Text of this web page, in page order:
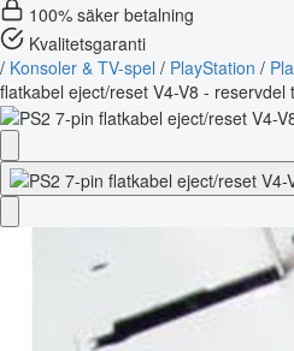
100% säker betalning
Kvalitetsgaranti
/ Konsoler & TV-spel / PlayStation /
flatkabel eject/reset V4-V8 - reservdel